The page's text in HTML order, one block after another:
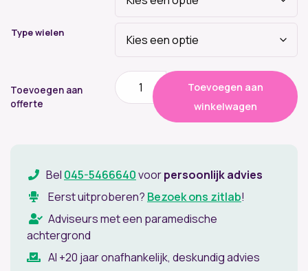
Type wielen
Toevoegen aan
offerte
Score
Spirit
1501
Cleanroom
Toevoegen aan
winkelwagen
Bel 045-5466640voorpersoonlijk advies
Eerst uitproberen? Bezoek ons zitlab!
Adviseurs met een paramedische
achtergrond
Al +20 jaar onafhankelijk, deskundig advies